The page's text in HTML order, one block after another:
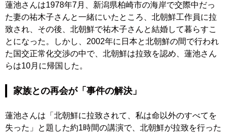
蓮池さんは1978年7月、新潟県柏崎市の海岸で交際中だっ
た妻の祐木子さんと一緒にいたところ、北朝鮮工作員に拉
致され、その後、北朝鮮で祐木子さんと結婚して暮らすこ
とになった。しかし、2002年に日本と北朝鮮の間で行われ
た国交正常化交渉の中で、北朝鮮は拉致を認め、蓮池さん
らは10月に帰国した。
家族との再会が「事件の解決」
蓮池さんは「北朝鮮に拉致されて、私は命以外のすべてを
失った」と題した約1時間の講演で、北朝鮮が拉致を行った